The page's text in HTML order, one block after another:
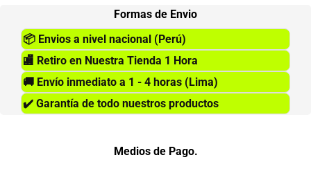
Formas de Envio
📦 Envios a nivel nacional (Perú)
🏬 Retiro en Nuestra Tienda 1 Hora
🚚 Envío inmediato a 1 - 4 horas (Lima)
✔️ Garantía de todo nuestros productos
Medios de Pago.